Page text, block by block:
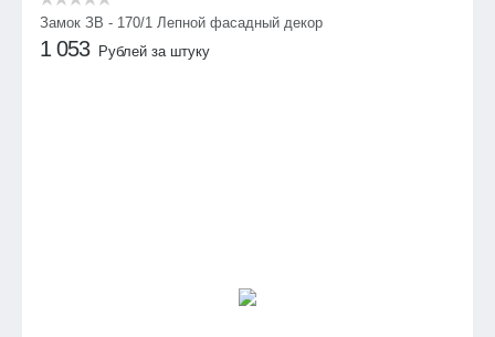
Замок ЗВ - 170/1 Лепной фасадный декор
1 053 Рублей за штуку